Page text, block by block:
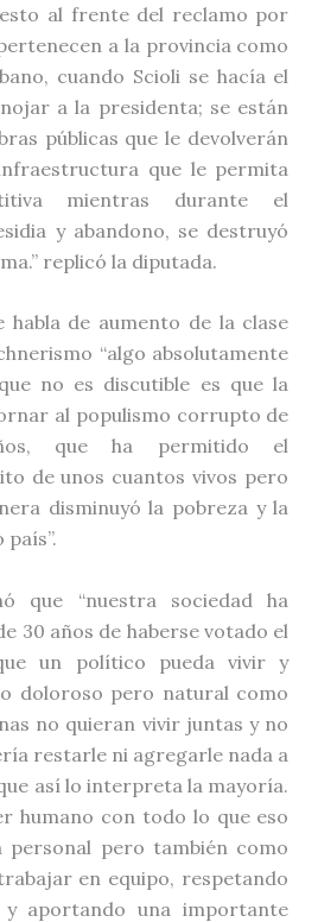
al frente del reclamo por
a la provincia como
cuando Scioli se hacía el
a la presidenta; se están
públicas que le devolverán
que le permita
mientras durante el
y abandono, se destruyó
replicó la diputada.
habla de aumento de la clase
“algo absolutamente
no es discutible es que la
al populismo corrupto de
que ha permitido el
de unos cuantos vivos pero
disminuyó la pobreza y la
que “nuestra sociedad ha
30 años de haberse votado el
un político pueda vivir y
doloroso pero natural como
no quieran vivir juntas y no
restarle ni agregarle nada a
así lo interpreta la mayoría.
humano con todo lo que eso
personal pero también como
en equipo, respetando
y aportando una importante